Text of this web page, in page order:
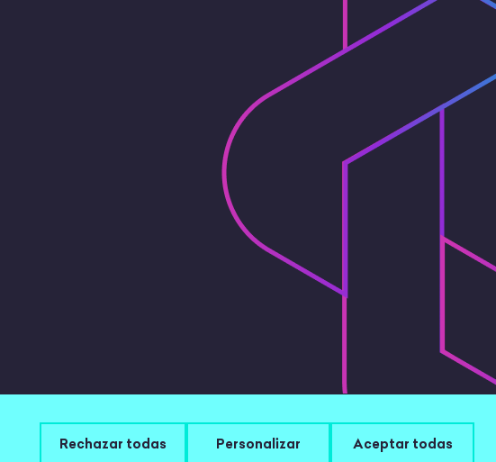
Aviso Legal|Configurar cookies
Rechazar todas Personalizar Aceptar todas